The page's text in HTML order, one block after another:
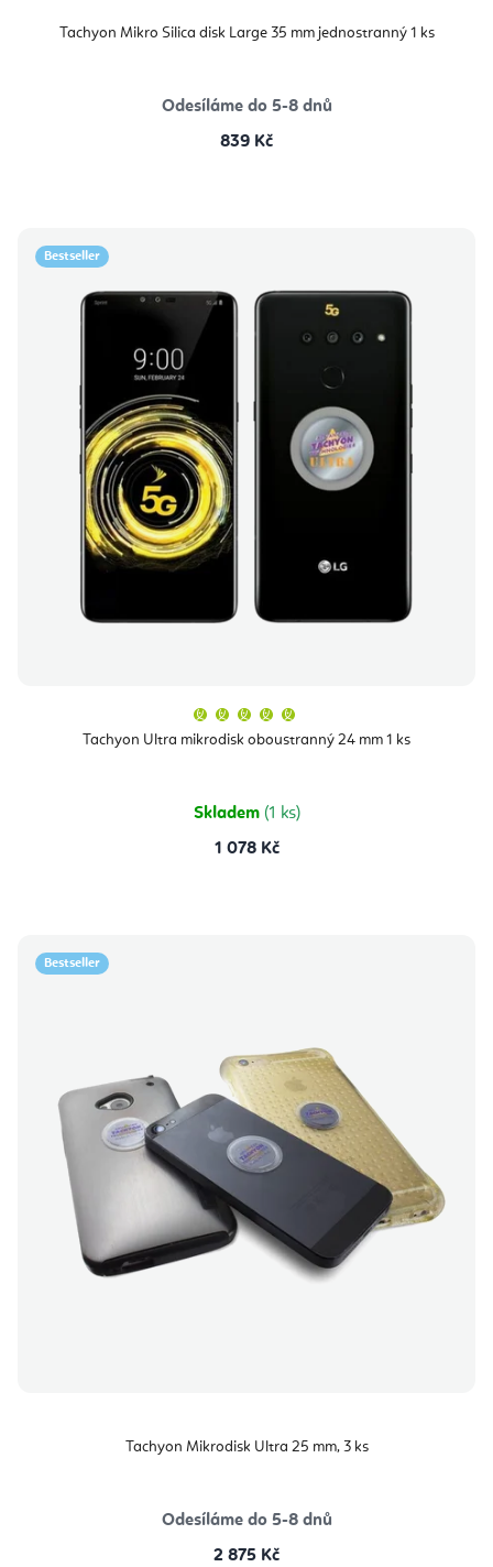
Tachyon Mikro Silica disk Large 35 mm jednostranný 1 ks
Odesíláme do 5-8 dnů
839 Kč
Bestseller
Tachyon Ultra mikrodisk oboustranný 24 mm 1 ks
produktu
je
Skladem (1 ks)
1 078 Kč
Bestseller
Tachyon Mikrodisk Ultra 25 mm, 3 ks
Odesíláme do 5-8 dnů
2 875 Kč